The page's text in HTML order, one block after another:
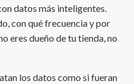
datos más inteligentes.
con qué frecuencia y por
eres dueño de tu tienda, no
los datos como si fueran